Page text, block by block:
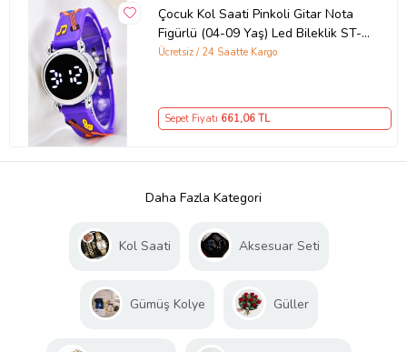
Çocuk Kol Saati Pinkoli Gitar Nota
Figürlü (04-09 Yaş) Led Bileklik ST-
304152
Ücretsiz / 24 Saatte Kargo
Sepet Fiyatı 661,06 TL
Daha Fazla Kategori
Kol Saati Aksesuar Seti
Gümüş Kolye Güller